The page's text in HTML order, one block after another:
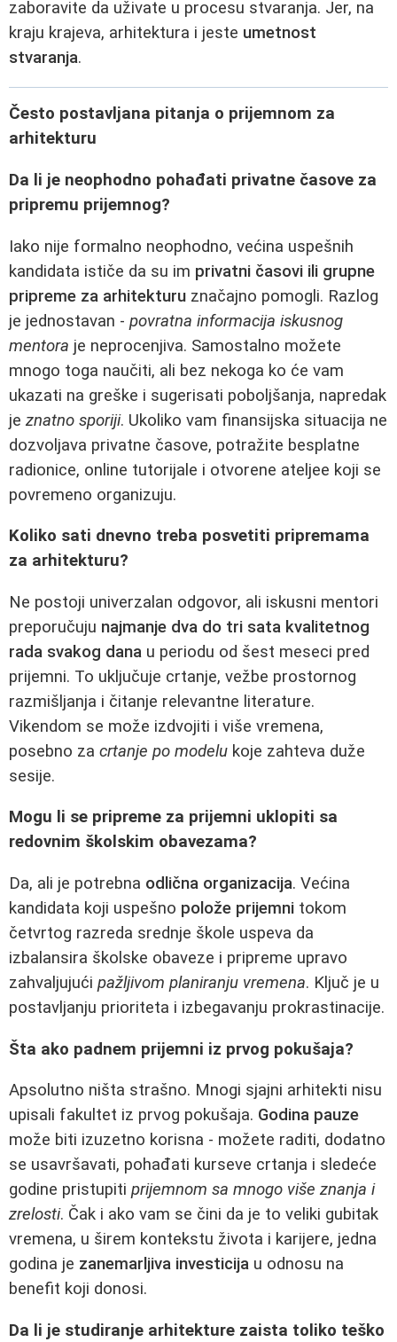
zaboravite da uživate u procesu stvaranja. Jer, na
kraju krajeva, arhitektura i jeste umetnost
stvaranja.
Često postavljana pitanja o prijemnom za
arhitekturu
Da li je neophodno pohađati privatne časove za
pripremu prijemnog?
Iako nije formalno neophodno, većina uspešnih
kandidata ističe da su im privatni časovi ili grupne
pripreme za arhitekturu značajno pomogli. Razlog
je jednostavan - povratna informacija iskusnog
mentora je neprocenjiva. Samostalno možete
mnogo toga naučiti, ali bez nekoga ko će vam
ukazati na greške i sugerisati poboljšanja, napredak
je znatno sporiji. Ukoliko vam finansijska situacija ne
dozvoljava privatne časove, potražite besplatne
radionice, online tutorijale i otvorene ateljee koji se
povremeno organizuju.
Koliko sati dnevno treba posvetiti pripremama
za arhitekturu?
Ne postoji univerzalan odgovor, ali iskusni mentori
preporučuju najmanje dva do tri sata kvalitetnog
rada svakog dana u periodu od šest meseci pred
prijemni. To uključuje crtanje, vežbe prostornog
razmišljanja i čitanje relevantne literature.
Vikendom se može izdvojiti i više vremena,
posebno za crtanje po modelu koje zahteva duže
sesije.
Mogu li se pripreme za prijemni uklopiti sa
redovnim školskim obavezama?
Da, ali je potrebna odlična organizacija. Većina
kandidata koji uspešno polože prijemni tokom
četvrtog razreda srednje škole uspeva da
izbalansira školske obaveze i pripreme upravo
zahvaljujući pažljivom planiranju vremena. Ključ je u
postavljanju prioriteta i izbegavanju prokrastinacije.
Šta ako padnem prijemni iz prvog pokušaja?
Apsolutno ništa strašno. Mnogi sjajni arhitekti nisu
upisali fakultet iz prvog pokušaja. Godina pauze
može biti izuzetno korisna - možete raditi, dodatno
se usavršavati, pohađati kurseve crtanja i sledeće
godine pristupiti prijemnom sa mnogo više znanja i
zrelosti. Čak i ako vam se čini da je to veliki gubitak
vremena, u širem kontekstu života i karijere, jedna
godina je zanemarljiva investicija u odnosu na
benefit koji donosi.
Da li je studiranje arhitekture zaista toliko teško